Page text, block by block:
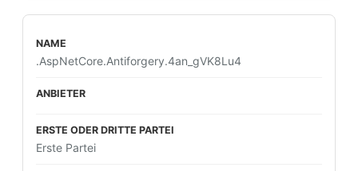
.AspNetCore.Antiforgery.4an_gVK8Lu4
Erste Partei